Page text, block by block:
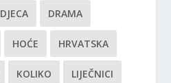
DJECA DRAMA
HOĆE HRVATSKA
KOLIKO LIJEČNICI